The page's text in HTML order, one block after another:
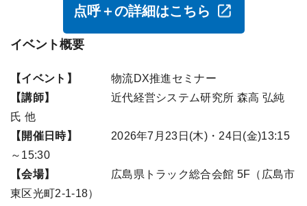
点呼＋の詳細はこちら
イベント概要
【イベント】
物流DX推進セミナー
【講師】
近代経営システム研究所 森高 弘純
氏 他
【開催日時】
2026年7月23日(木)・24日(金)13:15
～15:30
【会場】
広島県トラック総合会館 5F（広島市
東区光町2-1-18）